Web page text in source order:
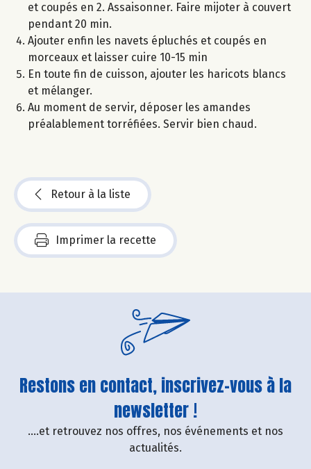
et coupés en 2. Assaisonner. Faire mijoter à couvert
pendant 20 min.
Ajouter enfin les navets épluchés et coupés en
morceaux et laisser cuire 10-15 min
En toute fin de cuisson, ajouter les haricots blancs
et mélanger.
Au moment de servir, déposer les amandes
préalablement torréfiées. Servir bien chaud.
Retour à la liste
Imprimer la recette
Restons en contact, inscrivez-vous à la
newsletter !
....et retrouvez nos offres, nos événements et nos
actualités.